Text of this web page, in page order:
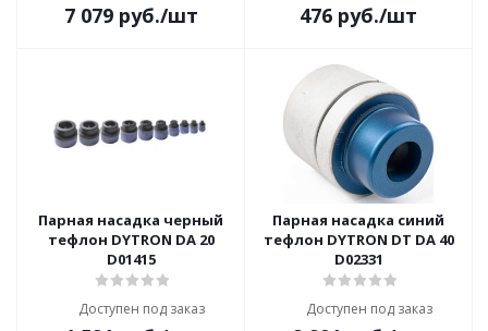
7 079руб./шт 476 руб./шт
Парная насадка черный
тефлон DYTRON DA 20
D01415
Доступен под заказ
Парная насадка синий
тефлон DYTRON DT DA 40
D02331
Доступен под заказ